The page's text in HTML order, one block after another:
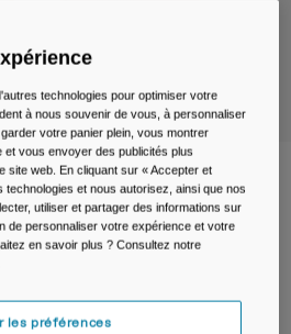
avec poche à eau
30% OFF
technologies pour optimiser votre
à nous souvenir de vous, à personnaliser
votre panier plein, vous montrer
et vous envoyer des publicités plus
site web. En cliquant sur « Accepter et
et nous autorisez, ainsi que nos
utiliser et partager des informations sur
de personnaliser votre expérience et votre
en savoir plus ? Consultez notre
les préférences